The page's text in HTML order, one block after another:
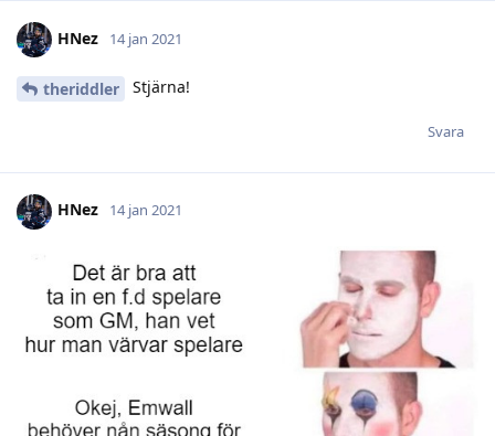
HNez 14 jan 2021
theriddler Stjärna!
Svara
HNez 14 jan 2021